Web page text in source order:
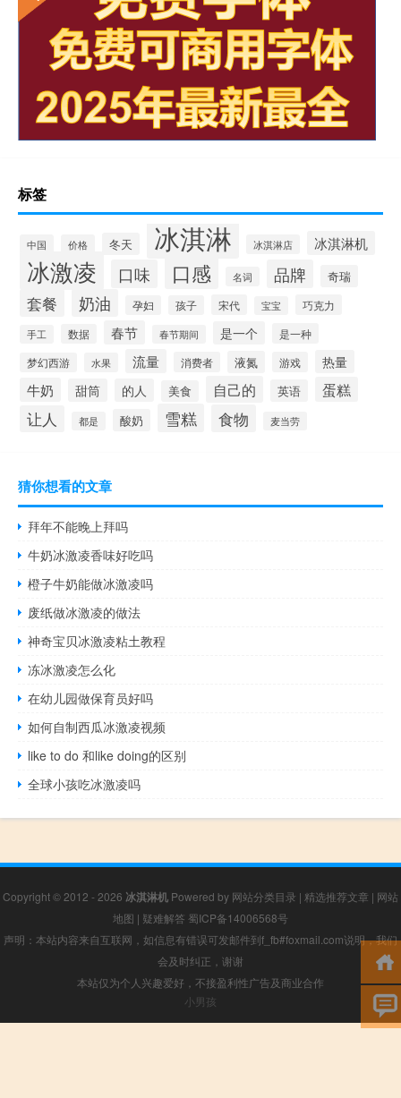
标签
中国 价格 冬天 冰淇淋 冰淇淋店 冰淇淋机
冰激凌 口味 口感 名词 品牌 奇瑞
套餐 奶油 孕妇 孩子 宋代 宝宝 巧克力
手工 数据 春节 春节期间 是一个 是一种
梦幻西游 水果 流量 消费者 液氮 游戏 热量
牛奶 甜筒 的人 美食 自己的 英语 蛋糕
让人 都是 酸奶 雪糕 食物 麦当劳
猜你想看的文章
拜年不能晚上拜吗
牛奶冰激凌香味好吃吗
橙子牛奶能做冰激凌吗
废纸做冰激凌的做法
神奇宝贝冰激凌粘土教程
冻冰激凌怎么化
在幼儿园做保育员好吗
如何自制西瓜冰激凌视频
like to do 和like doing的区别
全球小孩吃冰激凌吗
Copyright © 2012 - 2026 冰淇淋机 Powered by 网站分类目录 | 精选推荐文章 | 网站
地图 | 疑难解答 蜀ICP备14006568号
声明：本站内容来自互联网，如信息有错误可发邮件到f_fb#foxmail.com说明，我们
会及时纠正，谢谢
本站仅为个人兴趣爱好，不接盈利性广告及商业合作
小男孩